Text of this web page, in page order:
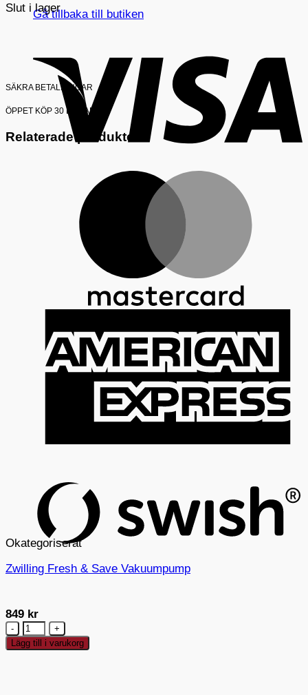
Gå tillbaka till butiken
Slut i lager
SÄKRA BETALNINGAR
ÖPPET KÖP 30 DAGAR
Relaterade produkter
Okategoriserat
Zwilling Fresh & Save Vakuumpump
849 kr
Zwilling
Fresh
Lägg till i varukorg